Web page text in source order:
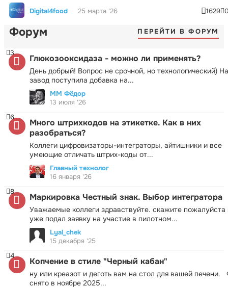
Digital4food
25 марта '26 1629
Форум ПЕРЕЙТИ В ФОРУМ
Глюкозооксидаза - можно ли применять?
День добрый! Вопрос не срочной, но технологический) На
завод поступила добавка на...
3
ММ Фёдор
13 июля '26
Много штрихкодов на этикетке. Как в них
разобраться?
Коллеги цифровизаторы-интеграторы, айтишники и все
умеющие отличать штрих-коды от...
6
Главный технолог
16 января '26
Маркировка Честный знак. Выбор интегратора
Уважаемые коллеги здравствуйте. скажите пожалуйста
уже подал заявку на участие в пилотном...
8
Lyal_chek
15 декабря '25
Копчение в стиле "Черный кабан"
ну или креазот и деготь вам на стол для вашей печени.
снято в ноябре 2025...
4